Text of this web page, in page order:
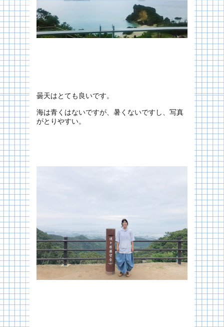
曇天はとても良いです。
海は青くはないですが、暑くないですし、写真
がとりやすい。